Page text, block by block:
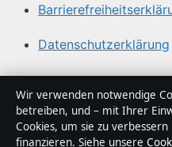
Datenschutzerklärung
Über Sacharchiv in Kürze
Sacharchiv ist ein
Nachrichtenanbieter mit
Wir verwenden notwendige
betreiben, und – mit Ihrer
Cookies, um sie zu
finanzieren. Siehe unsere